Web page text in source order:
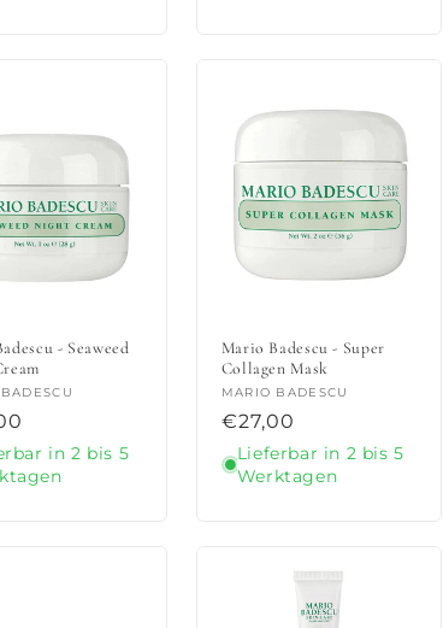
- Seaweed
in 2 bis 5
Mario Badescu - Super
Collagen Mask
Anbieter:
MARIO BADESCU
Normaler
Preis
€27,00
Lieferbar in 2 bis 5
Werktagen